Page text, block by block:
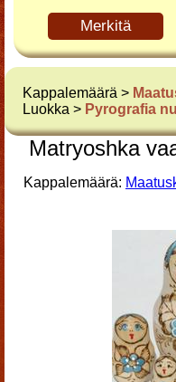
Merkitä
Kappalemäärä >
Luokka > Pyrografia
Matryoshka
Kappalemäärä: